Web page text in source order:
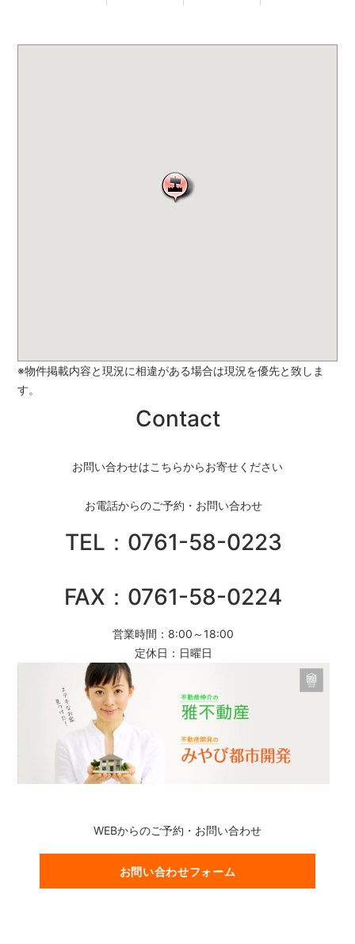
※物件掲載内容と現況に相違がある場合は現況を優先と致しま
す。
Contact
お問い合わせはこちらからお寄せください
お電話からのご予約・お問い合わせ
TEL：0761-58-0223
FAX：0761-58-0224
営業時間：8:00～18:00
定休日：日曜日
WEBからのご予約・お問い合わせ
お問い合わせフォーム